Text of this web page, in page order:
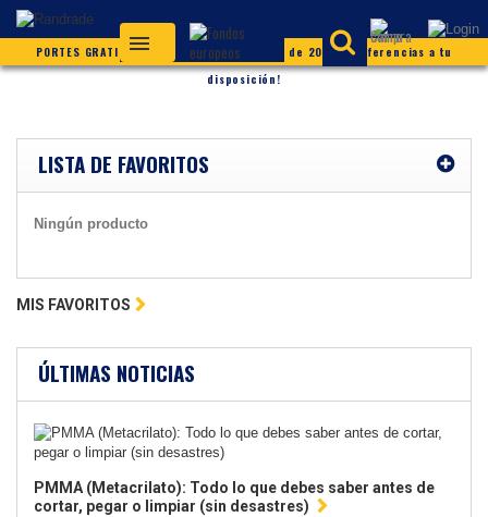
PORTES GRATIS (según condiciones) ¡Más de 20.000 referencias a tu
disposición!
LISTA DE FAVORITOS
Ningún producto
MIS FAVORITOS
ÚLTIMAS NOTICIAS
PMMA (Metacrilato): Todo lo que debes saber antes de
cortar, pegar o limpiar (sin desastres)